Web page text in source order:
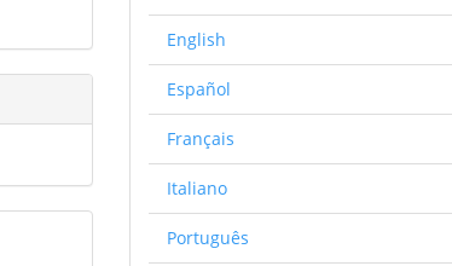
English
Español
Français
Italiano
Português